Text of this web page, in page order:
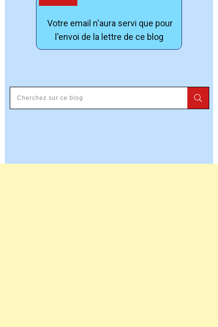
Votre email n'aura servi que pour
l'envoi de la lettre de ce blog